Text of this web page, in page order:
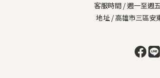
客服時間 / 週一至週
地址 / 高雄市三區安